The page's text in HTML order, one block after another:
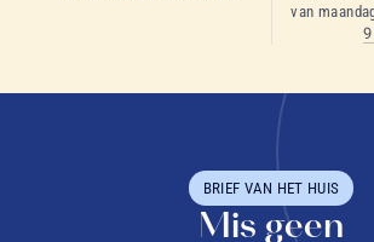
van
BRIEF VAN HET HUIS
Mis geen